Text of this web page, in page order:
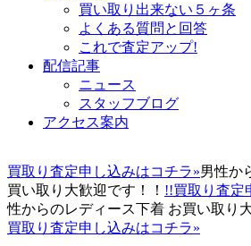
買い取り出来ない５ヶ条
よくある質問と回答
これで査定アップ!
配信記事
ニュース
スタッフブログ
アクセス案内
買取り査定申し込みはコチラ»男性か
買い取り大歓迎です！！ !!買取り査定
性からのレディース下着 お買い取り
買取り査定申し込みはコチラ»